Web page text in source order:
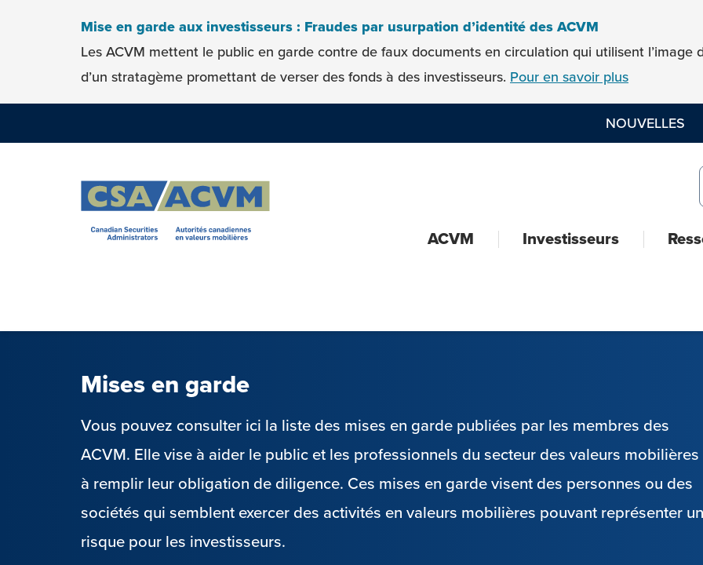
Skip to contentMise en garde aux investisseurs : Fraudes par usurpation d’identité des ACVM
Les ACVM mettent le public en garde contre de faux documents en circulation qui utilisent l’image
d’un stratagème promettant de verser des fonds à des investisseurs. Pour en savoir plus
NOUVELLES
ACVM Investisseurs
Mises en garde
Vous pouvez consulter ici la liste des mises en garde publiées par les membres des
ACVM. Elle vise à aider le public et les professionnels du secteur des valeurs mobilières
à remplir leur obligation de diligence. Ces mises en garde visent des personnes ou des
sociétés qui semblent exercer des activités en valeurs mobilières pouvant représenter un
risque pour les investisseurs.